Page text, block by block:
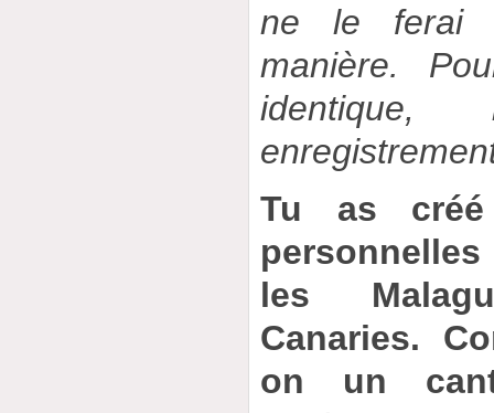
ne le ferai
manière.
Tu as créé
les
Canaries.
on un